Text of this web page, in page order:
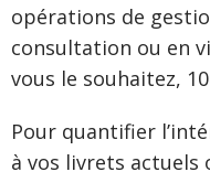
opérations de
consultation ou en
vous le souhaitez,
Pour quantifier
à vos livrets actuels